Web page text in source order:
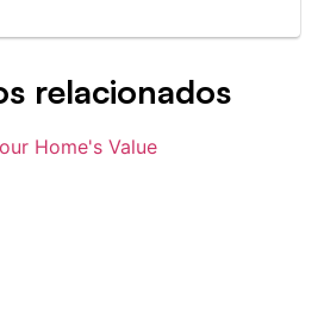
relacionados